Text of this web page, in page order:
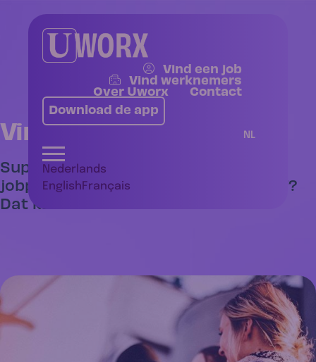
Vind een job
Vind werknemers
Over Uworx
Contact
Download de app
NL
Nederlands
English Français
Vind werknemers
Supersnel en makkelijk de ideale
jobprofielen vinden voor jouw bedrijf?
Dat kan!